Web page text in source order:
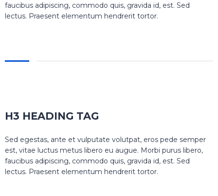
faucibus adipiscing, commodo quis, gravida id, est. Sed
lectus. Praesent elementum hendrerit tortor.
H3 HEADING TAG
Sed egestas, ante et vulputate volutpat, eros pede semper
est, vitae luctus metus libero eu augue. Morbi purus libero,
faucibus adipiscing, commodo quis, gravida id, est. Sed
lectus. Praesent elementum hendrerit tortor.